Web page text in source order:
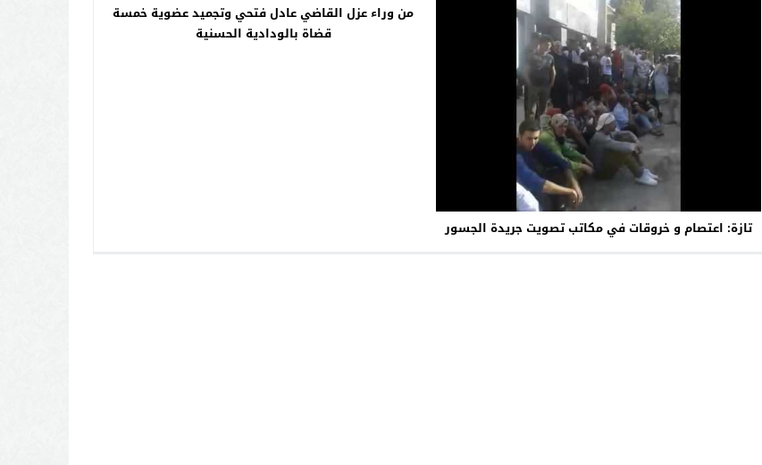
تازة: اعتصام و خروقات في مكاتب تصويت جريدة الجسور
من وراء عزل القاضي عادل فتحي وتجميد عضوية خمسة
قضاة بالودادية الحسنية